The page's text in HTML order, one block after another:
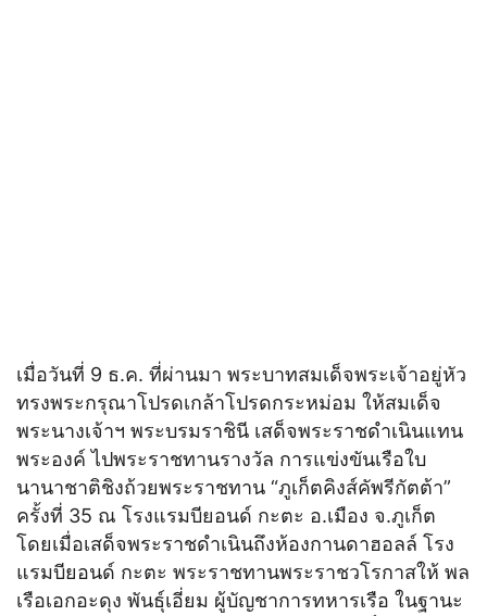
เมื่อวันที่ 9 ธ.ค. ที่ผ่านมา พระบาทสมเด็จพระเจ้าอยู่หัว
ทรงพระกรุณาโปรดเกล้าโปรดกระหม่อม ให้สมเด็จ
พระนางเจ้าฯ พระบรมราชินี เสด็จพระราชดำเนินแทน
พระองค์ ไปพระราชทานรางวัล การแข่งขันเรือใบ
นานาชาติชิงถ้วยพระราชทาน “ภูเก็ตคิงส์คัพรีกัตต้า”
ครั้งที่ 35 ณ โรงแรมบียอนด์ กะตะ อ.เมือง จ.ภูเก็ต
โดยเมื่อเสด็จพระราชดำเนินถึงห้องกานดาฮอลล์ โรง
แรมบียอนด์ กะตะ พระราชทานพระราชวโรกาสให้ พล
เรือเอกอะดุง พันธุ์เอี่ยม ผู้บัญชาการทหารเรือ ในฐานะ